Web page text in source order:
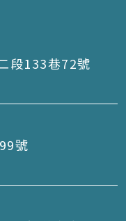
段133巷72號
號